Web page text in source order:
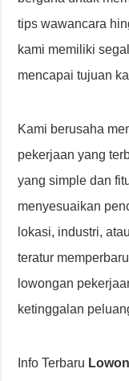
tips wawancara
kami memiliki
mencapai tujuan
Kami berusaha
pekerjaan yang
yang simple dan
menyesuaikan
lokasi, industri,
teratur
lowongan
ketinggalan
Info Terbaru